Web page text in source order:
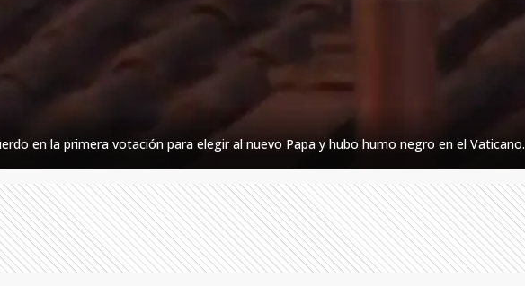
en la primera votación para elegir al nuevo Papa y hubo humo negro en el Vaticano.